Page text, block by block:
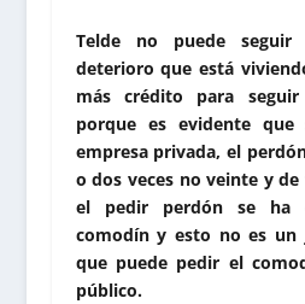
Telde no puede
deterioro que está
más crédito para
porque es evidente
empresa privada, el
o dos veces no veinte y
el pedir perdón se ha
comodín y esto no es un
que puede pedir el
público.